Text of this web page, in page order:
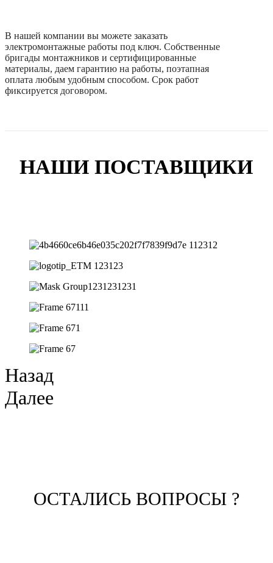
В нашей компании вы можете заказать
электромонтажные работы под ключ. Собственные
бригады монтажников и сертифицированные
материалы, даем гарантию на работы, поэтапная
оплата любым удобным способом. Срок работ
фиксируется договором.
НАШИ ПОСТАВЩИКИ
Назад
Далее
ОСТАЛИСЬ ВОПРОСЫ ?